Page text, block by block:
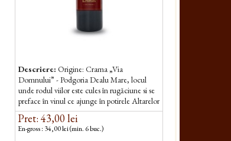
Descriere: Origine: Crama „Via
Domnului” - Podgoria Dealu Mare, locul
unde rodul viilor este cules în rugăciune si se
preface în vinul ce ajunge în potirele Altarelor
bisericilor, unde preoții rostesc la...
Pret: 43,00 lei
En-gross : 34,00 lei (min. 6 buc.)